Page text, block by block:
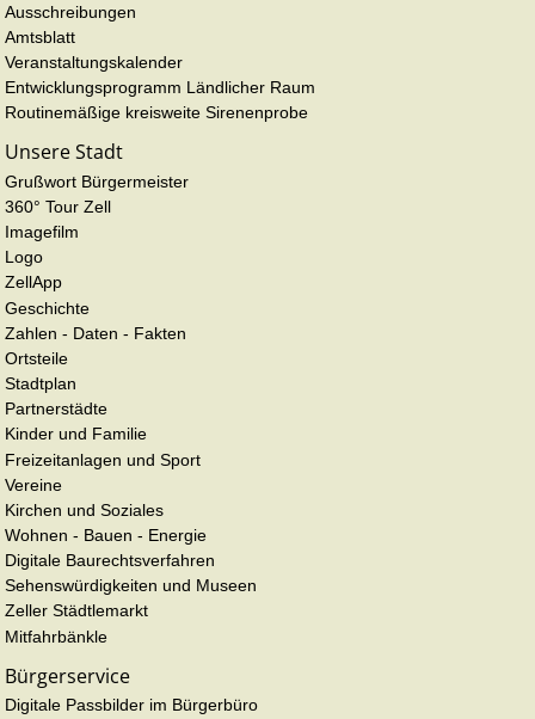
Ausschreibungen
Amtsblatt
Veranstaltungskalender
Entwicklungsprogramm Ländlicher Raum
Routinemäßige kreisweite Sirenenprobe
Unsere Stadt
Grußwort Bürgermeister
360° Tour Zell
Imagefilm
Logo
ZellApp
Geschichte
Zahlen - Daten - Fakten
Ortsteile
Stadtplan
Partnerstädte
Kinder und Familie
Freizeitanlagen und Sport
Vereine
Kirchen und Soziales
Wohnen - Bauen - Energie
Digitale Baurechtsverfahren
Sehenswürdigkeiten und Museen
Zeller Städtlemarkt
Mitfahrbänkle
Bürgerservice
Digitale Passbilder im Bürgerbüro